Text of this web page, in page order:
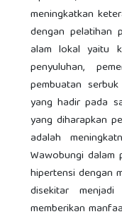
meningkatkan
dengan pelatihan
alam lokal yaitu
penyuluhan,
pembuatan
yang hadir pada
yang diharapkan
adalah
Wawobungi dalam
hipertensi dengan
disekitar
memberikan